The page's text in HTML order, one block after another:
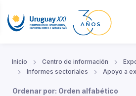
Inicio Centro de información
Informes sectoriales
Apoyo a
Ordenar por: Orden alfabético